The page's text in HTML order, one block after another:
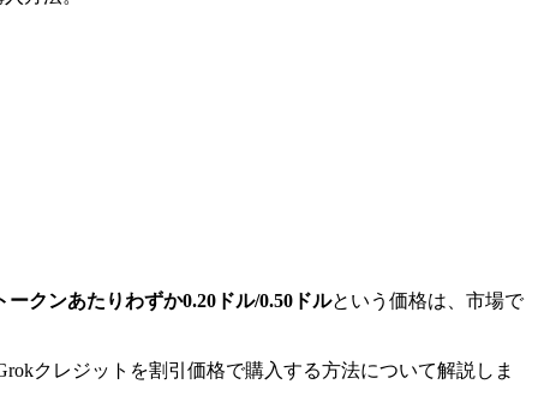
ークンあたりわずか0.20ドル/0.50ドルという価格は、市場で
クレジットを割引価格で購入する方法について解説しま